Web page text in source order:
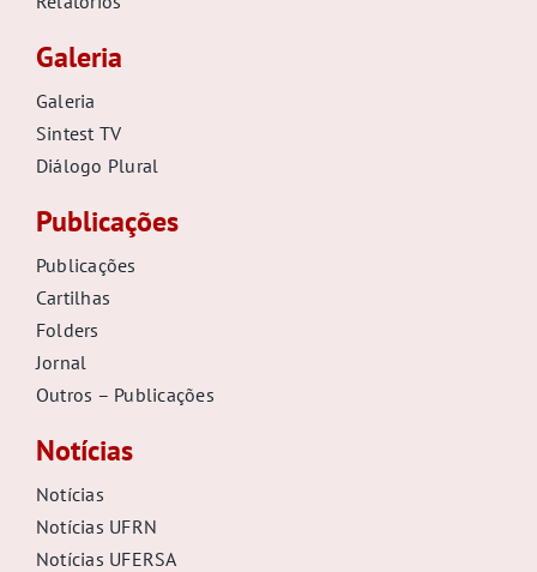
Galeria
Galeria
Sintest TV
Diálogo Plural
Publicações
Publicações
Cartilhas
Folders
Jornal
Outros – Publicações
Notícias
Notícias
Notícias UFRN
Notícias UFERSA